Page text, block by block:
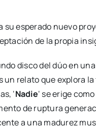
su esperado nuevo
de la propia
disco del dúo en
un relato que explora
‘Nadie‘ se erige
de ruptura
a una madurez